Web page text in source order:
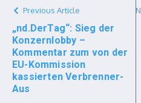
Previous Article
„nd.DerTag“: Sieg der
Konzernlobby –
Kommentar zum von der
EU-Kommission
kassierten Verbrenner-
Aus